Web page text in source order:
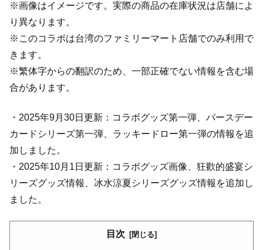
※画像はイメージです。実際の商品の在庫状況は店舗によ
り異なります。
※このコラボは台湾のファミリーマート店舗でのみ利用で
きます。
※繁体字からの翻訳のため、一部正確でない情報を含む場
合があります。
・2025年9月30日更新：コラボグッズ第一弾、バースデー
カードシリーズ第一弾、ラッキードロー第一弾の情報を追
加しました。
・2025年10月1日更新：コラボグッズ画像、狂歡的盛宴シ
リーズグッズ情報、冰水涼夏シリーズグッズ情報を追加し
ました。
目次